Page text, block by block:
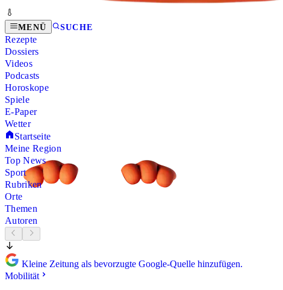
MENÜ SUCHE
Rezepte
Dossiers
Videos
Podcasts
Horoskope
Spiele
E-Paper
Wetter
Startseite
Meine Region
Top News
Sport
Rubriken
Orte
Themen
Autoren
Kleine Zeitung als bevorzugte Google-Quelle hinzufügen.
Mobilität